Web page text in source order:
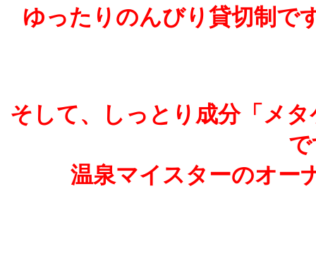
ゆったりのんびり貸切制で
そして、しっとり成分「メ
温泉マイスターのオー